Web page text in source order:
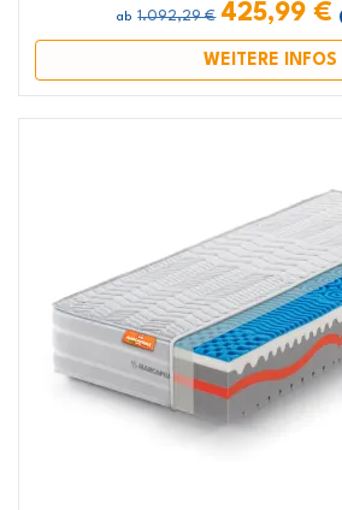
ab 1.092,29 € 425,99 €
WEITERE INFOS